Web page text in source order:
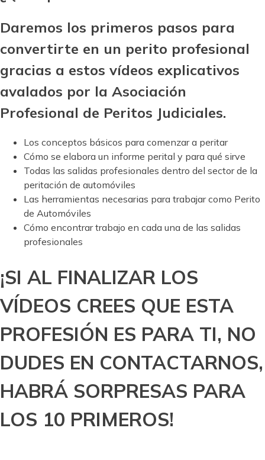
Daremos los primeros pasos para
convertirte en un perito profesional
gracias a estos vídeos explicativos
avalados por la Asociación
Profesional de Peritos Judiciales.
Los conceptos básicos para comenzar a peritar
Cómo se elabora un informe perital y para qué sirve
Todas las salidas profesionales dentro del sector de la
peritación de automóviles
Las herramientas necesarias para trabajar como Perito
de Automóviles
Cómo encontrar trabajo en cada una de las salidas
profesionales
¡SI AL FINALIZAR LOS
VÍDEOS CREES QUE ESTA
PROFESIÓN ES PARA TI, NO
DUDES EN CONTACTARNOS,
HABRÁ SORPRESAS PARA
LOS 10 PRIMEROS!